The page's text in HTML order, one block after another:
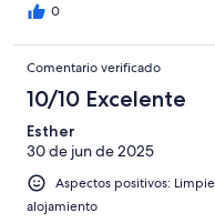
0
Comentario verificado
10/10 Excelente
Esther
30 de jun de 2025
Aspectos positivos:
alojamiento